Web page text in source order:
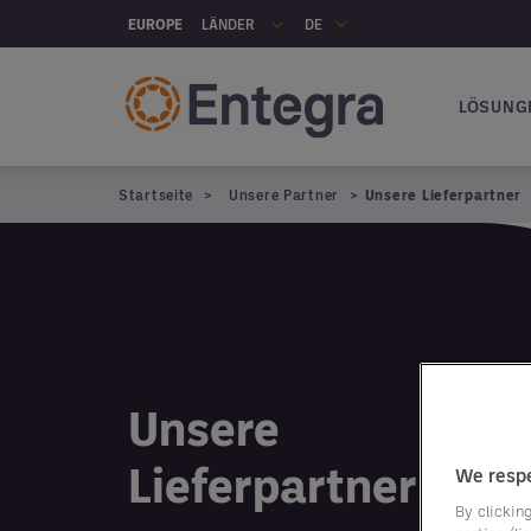
Skip to main content
EUROPE LÄNDER DE
Startseite Unsere Partner Unsere Lieferpartner
Unsere
Lieferpartner
We
By